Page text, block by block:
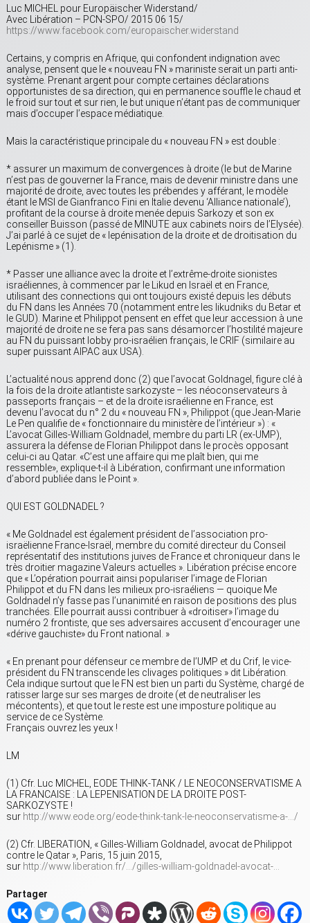
Luc MICHEL pour Europäischer Widerstand/
Avec Libération – PCN-SPO/ 2015 06 15/
https://www.facebook.com/europaischer.widerstand
Certains, y compris en Afrique, qui confondent indignation avec
analyse, pensent que le « nouveau FN » mariniste serait un parti anti-
système. Prenant argent pour compte certaines déclarations
opportunistes de sa direction, qui en permanence souffle le chaud et
le froid sur tout et sur rien, le but unique n’étant pas de communiquer
mais d’occuper l’espace médiatique.
Mais la caractéristique principale du « nouveau FN » est double :
* assurer un maximum de convergences à droite (le but de Marine
n’est pas de gouverner la France, mais de devenir ministre dans une
majorité de droite, avec toutes les prébendes y afférant, le modèle
étant le MSI de Gianfranco Fini en Italie devenu ‘Alliance nationale’),
profitant de la course à droite menée depuis Sarkozy et son ex
conseiller Buisson (passé de MINUTE aux cabinets noirs de l’Elysée).
J’ai parlé à ce sujet de « lepénisation de la droite et de droitisation du
Lepénisme » (1).
* Passer une alliance avec la droite et l’extrême-droite sionistes
israéliennes, à commencer par le Likud en Israël et en France,
utilisant des connections qui ont toujours existé depuis les débuts
du FN dans les Années 70 (notamment entre les likudniks du Betar et
le GUD). Marine et Philippot pensent en effet que leur accession à une
majorité de droite ne se fera pas sans désamorcer l’hostilité majeure
au FN du puissant lobby pro-israélien français, le CRIF (similaire au
super puissant AIPAC aux USA).
L’actualité nous apprend donc (2) que l’avocat Goldnagel, figure clé à
la fois de la droite atlantiste sarkozyste – les néoconservateurs à
passeports français – et de la droite israélienne en France, est
devenu l’avocat du n° 2 du « nouveau FN », Philippot (que Jean-Marie
Le Pen qualifie de « fonctionnaire du ministère de l’intérieur ») : «
L’avocat Gilles-William Goldnadel, membre du parti LR (ex-UMP),
assurera la défense de Florian Philippot dans le procès opposant
celui-ci au Qatar. «C’est une affaire qui me plaît bien, qui me
ressemble», explique-t-il à Libération, confirmant une information
d’abord publiée dans le Point ».
QUI EST GOLDNADEL ?
« Me Goldnadel est également président de l’association pro-
israëlienne France-Israël, membre du comité directeur du Conseil
représentatif des institutions juives de France et chroniqueur dans le
très droitier magazine Valeurs actuelles ». Libération précise encore
que « L’opération pourrait ainsi populariser l’image de Florian
Philippot et du FN dans les milieux pro-israéliens — quoique Me
Goldnadel n’y fasse pas l’unanimité en raison de positions des plus
tranchées. Elle pourrait aussi contribuer à «droitiser» l’image du
numéro 2 frontiste, que ses adversaires accusent d’encourager une
«dérive gauchiste» du Front national. »
« En prenant pour défenseur ce membre de l’UMP et du Crif, le vice-
président du FN transcende les clivages politiques » dit Libération.
Cela indique surtout que le FN est bien un parti du Système, chargé de
ratisser large sur ses marges de droite (et de neutraliser les
mécontents), et que tout le reste est une imposture politique au
service de ce Système.
Français ouvrez les yeux !
LM
(1) Cfr. Luc MICHEL, EODE THINK-TANK / LE NEOCONSERVATISME A
LA FRANCAISE : LA LEPENISATION DE LA DROITE POST-
SARKOZYSTE !
sur http://www.eode.org/eode-think-tank-le-neoconservatisme-a-…/
(2) Cfr. LIBERATION, « Gilles-William Goldnadel, avocat de Philippot
contre le Qatar », Paris, 15 juin 2015,
sur http://www.liberation.fr/…/gilles-william-goldnadel-avocat-…
Partager